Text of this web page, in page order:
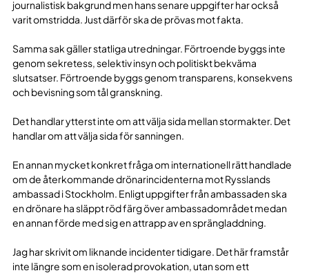
journalistisk bakgrund men hans senare uppgifter har också
varit omstridda. Just därför ska de prövas mot fakta.
Samma sak gäller statliga utredningar. Förtroende byggs inte
genom sekretess, selektiv insyn och politiskt bekväma
slutsatser. Förtroende byggs genom transparens, konsekvens
och bevisning som tål granskning.
Det handlar ytterst inte om att välja sida mellan stormakter. Det
handlar om att välja sida för sanningen.
En annan mycket konkret fråga om internationell rätt handlade
om de återkommande drönarincidenterna mot Rysslands
ambassad i Stockholm. Enligt uppgifter från ambassaden ska
en drönare ha släppt röd färg över ambassadområdet medan
en annan förde med sig en attrapp av en sprängladdning.
Jag har skrivit om liknande incidenter tidigare. Det här framstår
inte längre som en isolerad provokation, utan som ett